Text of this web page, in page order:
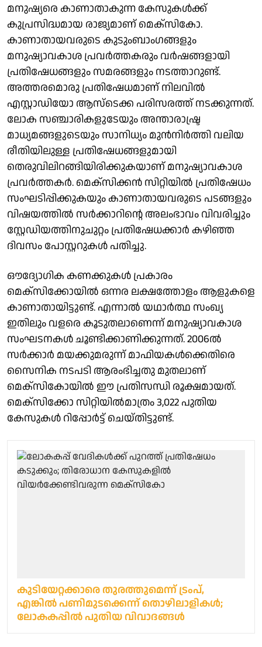
മനുഷ്യരെ കാണാതാകുന്ന കേസുകൾക്ക്
കുപ്രസിദ്ധമായ രാജ്യമാണ് മെക്സികോ.
കാണാതായവരുടെ കുടുംബാം​ഗങ്ങളും
മനുഷ്യാവകാശ പ്രവർത്തകരും വർഷങ്ങളായി
പ്രതിഷേധങ്ങളും സമരങ്ങളും നടത്താറുണ്ട്.
അത്തരമൊരു പ്രതിഷേധമാണ് നിലവിൽ
എസ്റ്റാഡിയോ ആസ്ടെക്ക പരിസരത്ത് നടക്കുന്നത്.
ലോക സഞ്ചാരികളുടേയും അന്താരാഷ്ട്ര
മാധ്യമങ്ങളുടെയും സാനിധ്യം മുൻനിർത്തി വലിയ
രീതിയിലുള്ള പ്രതിഷേധങ്ങളുമായി
തെരുവിലിറങ്ങിയിരിക്കുകയാണ് മനുഷ്യാവകാശ
പ്രവർത്തകർ. മെക്സിക്കൻ സിറ്റിയിൽ പ്രതിഷേധം
സംഘടിപ്പിക്കുകയും കാണാതായവരുടെ പടങ്ങളും
വിഷയത്തിൽ സർക്കാറിന്റെ അലംഭാവം വിവരിച്ചും
സ്റ്റേഡിയത്തിനുചുറ്റം പ്രതിഷേധക്കാർ കഴിഞ്ഞ
ദിവസം പോസ്റ്ററുകൾ പതിച്ചു.
ഔദ്യോഗിക കണക്കുകൾ പ്രകാരം
മെക്സിക്കോയിൽ ഒന്നര ലക്ഷത്തോളം ആളുകളെ
കാണാതായിട്ടുണ്ട്. എന്നാൽ യഥാർത്ഥ സംഖ്യ
ഇതിലും വളരെ കൂടുതലാണെന്ന് മനുഷ്യാവകാശ
സംഘടനകൾ ചൂണ്ടിക്കാണിക്കുന്നത്. 2006ൽ
സർക്കാർ മയക്കുമരുന്ന് മാഫിയകൾക്കെതിരെ
സൈനിക നടപടി ആരംഭിച്ചതു മുതലാണ്
മെക്സികോയിൽ ഈ പ്രതിസന്ധി രൂക്ഷമായത്.
മെക്സിക്കോ സിറ്റിയിൽമാത്രം 3,022 പുതിയ
കേസുകൾ റിപ്പോർട്ട് ചെയ്തിട്ടുണ്ട്.
കുടിയേറ്റക്കാരെ തുരത്തുമെന്ന് ട്രംപ്,
എങ്കില്‍ പണിമുടക്കെന്ന് തൊഴിലാളികള്‍;
ലോകകപ്പില്‍ പുതിയ വിവാദങ്ങള്‍